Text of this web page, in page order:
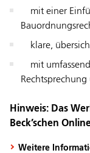
mit einer
klare,
mit
Hinweis: Das
Beck’schen
Weitere